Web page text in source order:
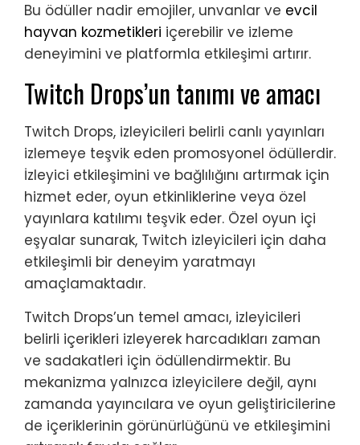
Bu ödüller nadir emojiler, unvanlar ve evcil
hayvan kozmetikleri içerebilir ve izleme
deneyimini ve platformla etkileşimi artırır.
Twitch Drops’un tanımı ve amacı
Twitch Drops, izleyicileri belirli canlı yayınları
izlemeye teşvik eden promosyonel ödüllerdir.
İzleyici etkileşimini ve bağlılığını artırmak için
hizmet eder, oyun etkinliklerine veya özel
yayınlara katılımı teşvik eder. Özel oyun içi
eşyalar sunarak, Twitch izleyicileri için daha
etkileşimli bir deneyim yaratmayı
amaçlamaktadır.
Twitch Drops’un temel amacı, izleyicileri
belirli içerikleri izleyerek harcadıkları zaman
ve sadakatleri için ödüllendirmektir. Bu
mekanizma yalnızca izleyicilere değil, aynı
zamanda yayıncılara ve oyun geliştiricilerine
de içeriklerinin görünürlüğünü ve etkileşimini